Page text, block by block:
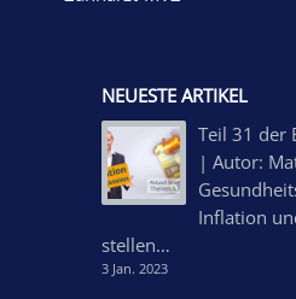
NEUESTE ARTIKEL
Teil 31 der
| Autor:
Inflation
stellen…
3 Jan. 2023